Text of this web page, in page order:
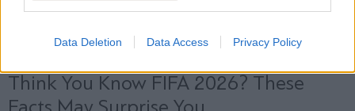
Data Deletion Data Access Privacy Policy